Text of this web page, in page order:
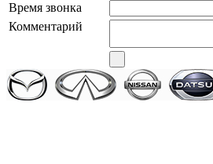
Время звонка
Комментарий